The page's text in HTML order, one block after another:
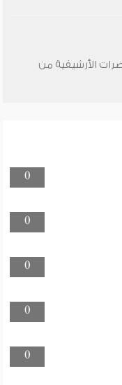
الأرشيفية من
0
0
0
0
0